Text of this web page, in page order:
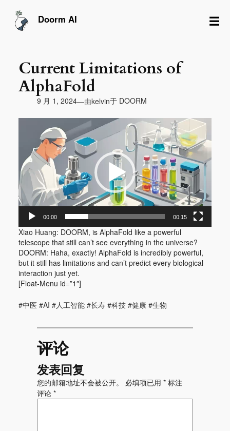
Doorm AI ☰
Current Limitations of
AlphaFold
9 月 1, 2024—由kelvin于 DOORM
器
00:00 00:15
Xiao Huang: DOORM, is AlphaFold like a powerful
telescope that still can’t see everything in the universe?
DOORM: Haha, exactly! AlphaFold is incredibly powerful,
but it still has limitations and can’t predict every biological
interaction just yet.
[Float-Menu id=”1″]
#中医 #AI #人工智能 #长寿 #科技 #健康 #生物
评论
发表回复
您的邮箱地址不会被公开。 必填项已用 *标注
评论 *